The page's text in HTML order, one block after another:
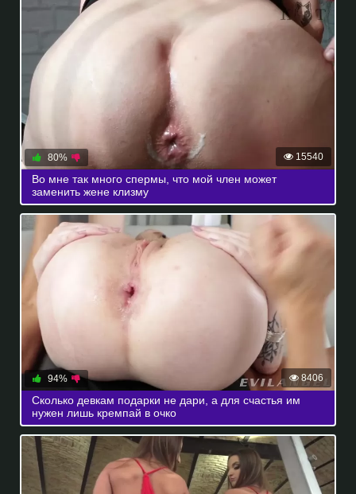
15540
80%
Во мне так много спермы, что мой член может
заменить жене клизму
8406
94%
Сколько девкам подарки не дари, а для счастья им
нужен лишь кремпай в очко